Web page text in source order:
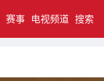
赛事 电视频道 搜索